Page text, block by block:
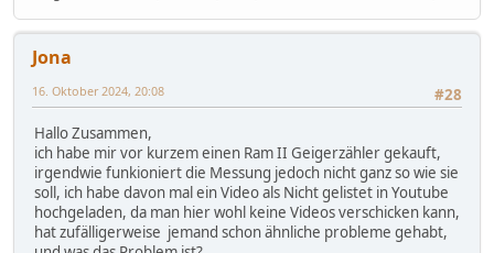
Jona
#28
16. Oktober 2024, 20:08
Hallo Zusammen,
ich habe mir vor kurzem einen Ram II Geigerzähler gekauft,
irgendwie funkioniert die Messung jedoch nicht ganz so wie sie
soll, ich habe davon mal ein Video als Nicht gelistet in Youtube
hochgeladen, da man hier wohl keine Videos verschicken kann,
hat zufälligerweise jemand schon ähnliche probleme gehabt,